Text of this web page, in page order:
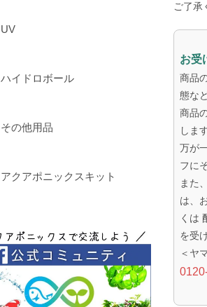
ご了承
お受
商品
態な
商品
しま
万が
フに
また
は、
くは
を受
＜ヤ
UV
ハイドロボール
その他用品
アクアポニックスキット